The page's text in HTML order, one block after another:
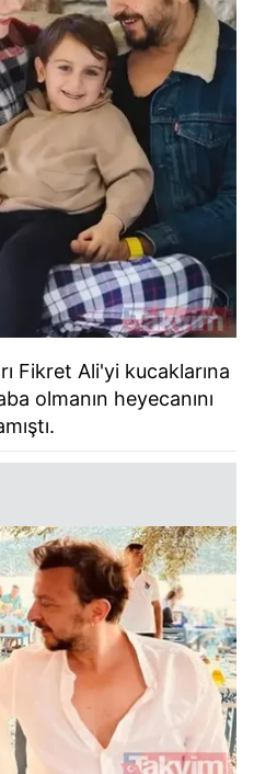
Fikret Ali'yi kucaklarına
olmanın heyecanını